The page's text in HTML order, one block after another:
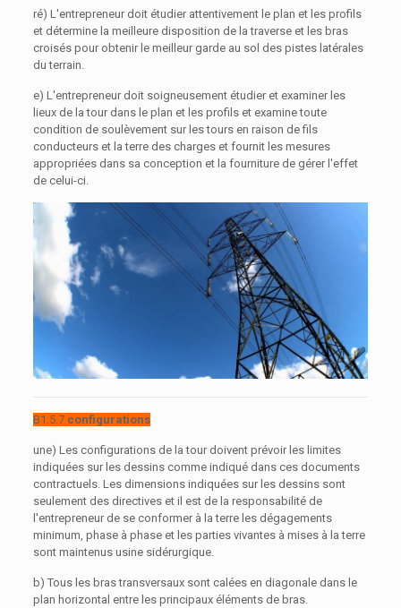
ré) L'entrepreneur doit étudier attentivement le plan et les profils
et détermine la meilleure disposition de la traverse et les bras
croisés pour obtenir le meilleur garde au sol des pistes latérales
du terrain.
e) L'entrepreneur doit soigneusement étudier et examiner les
lieux de la tour dans le plan et les profils et examine toute
condition de soulèvement sur les tours en raison de fils
conducteurs et la terre des charges et fournit les mesures
appropriées dans sa conception et la fourniture de gérer l'effet
de celui-ci.
B1.5.7 configurations
une) Les configurations de la tour doivent prévoir les limites
indiquées sur les dessins comme indiqué dans ces documents
contractuels. Les dimensions indiquées sur les dessins sont
seulement des directives et il est de la responsabilité de
l'entrepreneur de se conformer à la terre les dégagements
minimum, phase à phase et les parties vivantes à mises à la terre
sont maintenus usine sidérurgique.
b) Tous les bras transversaux sont calées en diagonale dans le
plan horizontal entre les principaux éléments de bras.